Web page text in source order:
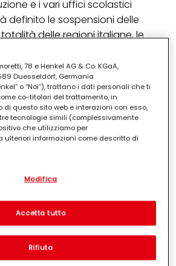
e i vari uffici scolastici
definito le sospensioni delle
totalità delle regioni italiane, le
prevede la chiusura dei
giovedì 2 aprile a martedì 7
rientro in aula previsto per
per regione
chiusure per la Pasqua 2026:
Abruzzo, Basilicata, Calabria,
Romagna, Friuli-Venezia
Marche, Molise,
Sardegna, Sicilia, Toscana,
78 e Henkel AG & Co. KGaA,
Duesseldorf, Germania
o “Noi”), trattano i dati personali che ti
co-titolari del trattamento, in
di questo sito web e interazioni con esso,
tecnologie simili (complessivamente
che utilizziamo per
ulteriori informazioni come descritto di
indicato nella nostra Informativa sulla
tecnologie simili" utilizzeremo anche
i dati relativi a te per
tue interazioni commerciali con noi
per cui lavori) per) e su tale base
Modifica
Rifiuta
Accetta tutto